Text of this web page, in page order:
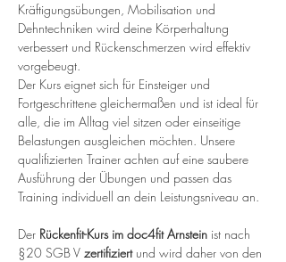
Kräftigungsübungen, Mobilisation und
Dehntechniken wird deine Körperhaltung
verbessert und Rückenschmerzen wird effektiv
vorgebeugt.
Der Kurs eignet sich für Einsteiger und
Fortgeschrittene gleichermaßen und ist ideal für
alle, die im Alltag viel sitzen oder einseitige
Belastungen ausgleichen möchten. Unsere
qualifizierten Trainer achten auf eine saubere
Ausführung der Übungen und passen das
Training individuell an dein Leistungsniveau an.
Der Rückenfit-Kurs im doc4fit Arnstein ist nach
§20 SGB V zertifiziert und wird daher von den